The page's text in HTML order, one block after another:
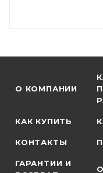
О КОМПАНИИ
КАК КУПИТЬ
КОНТАКТЫ
ГАРАНТИИ И